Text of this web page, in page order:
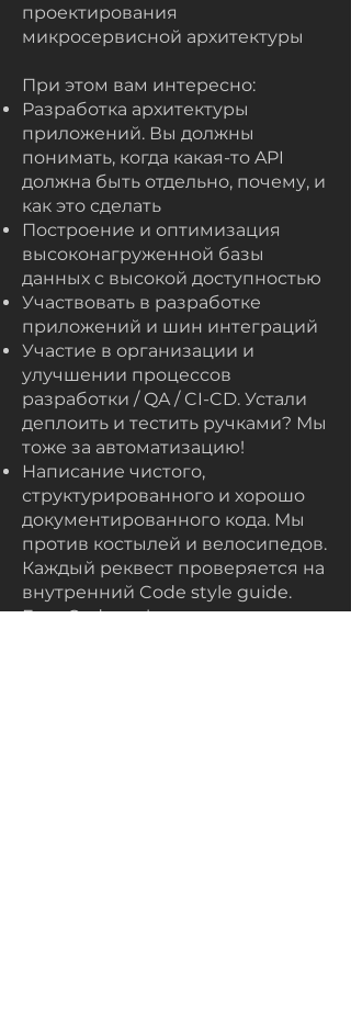
проектирования
микросервисной архитектуры
При этом вам интересно:
Разработка архитектуры
приложений. Вы должны
понимать, когда какая-то API
должна быть отдельно, почему, и
как это сделать
Построение и оптимизация
высоконагруженной базы
данных с высокой доступностью
Участвовать в разработке
приложений и шин интеграций
Участие в организации и
улучшении процессов
разработки / QA / CI-CD. Устали
деплоить и тестить ручками? Мы
тоже за автоматизацию!
Написание чистого,
структурированного и хорошо
документированного кода. Мы
против костылей и велосипедов.
Каждый реквест проверяется на
внутренний Code style guide.
Есть Code review